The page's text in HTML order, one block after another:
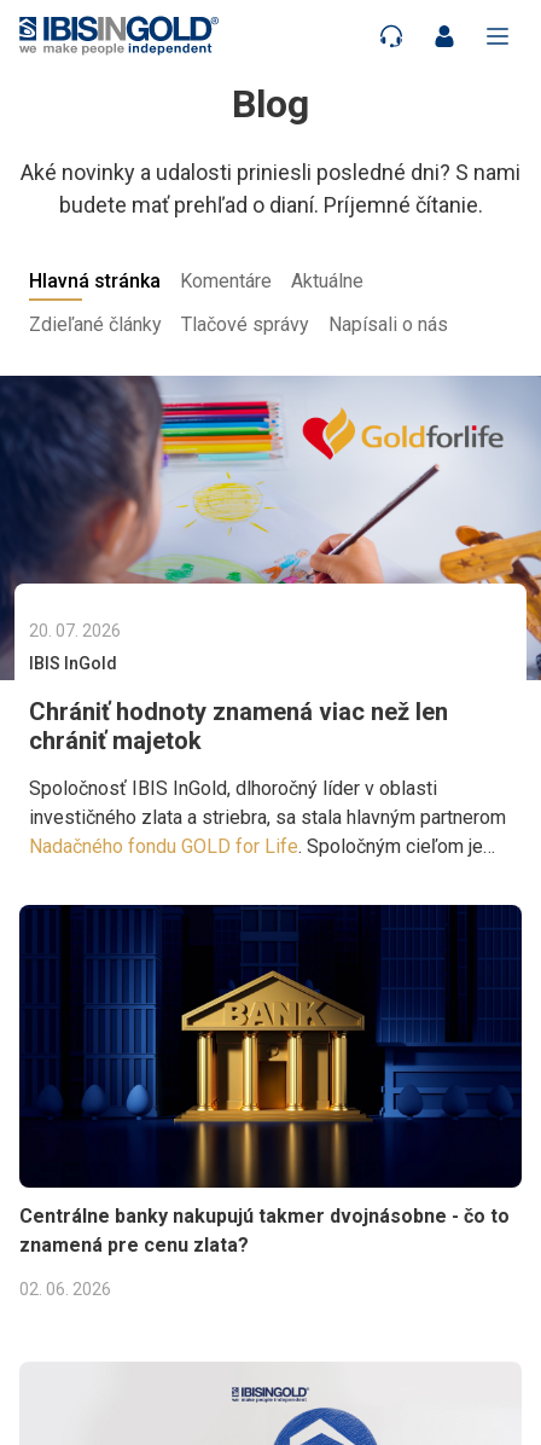
Blog
Aké novinky a udalosti priniesli posledné dni? S nami
budete mať prehľad o dianí. Príjemné čítanie.
Hlavná stránka Komentáre
Aktuálne
Zdieľané články
Tlačové správy Napísali o nás
20. 07. 2026
IBIS InGold
Chrániť hodnoty znamená viac než len
chrániť majetok
Spoločnosť IBIS InGold, dlhoročný líder v oblasti
investičného zlata a striebra, sa stala hlavným partnerom
Nadačného fondu GOLD for Life. Spoločným cieľom je
skutočne potrebná.
Centrálne banky nakupujú takmer dvojnásobne - čo to
znamená pre cenu zlata?
02. 06. 2026